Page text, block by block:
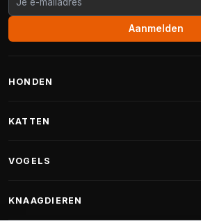
Aanmelden
HONDEN
Fantail hondenmanden
KATTEN
Krabpalen voor Maine Coon
VOGELS
KNAAGDIEREN